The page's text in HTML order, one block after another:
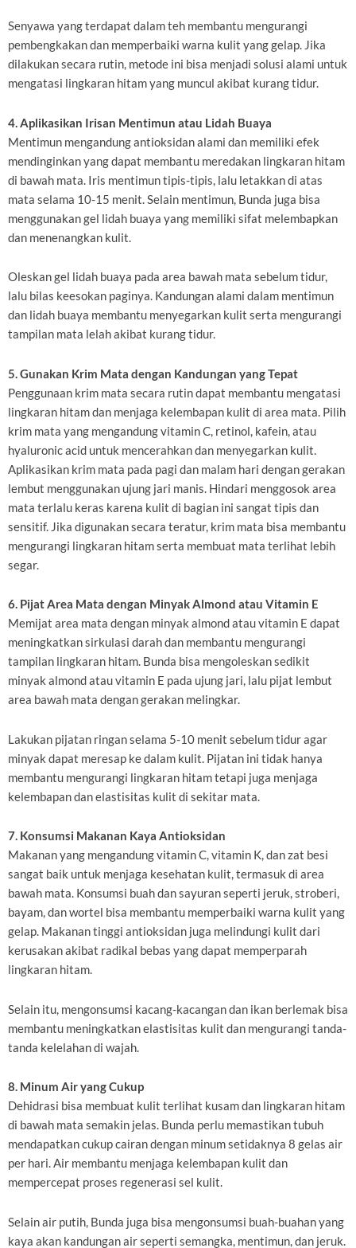
Senyawa yang terdapat dalam teh membantu mengurangi
pembengkakan dan memperbaiki warna kulit yang gelap. Jika
dilakukan secara rutin, metode ini bisa menjadi solusi alami untuk
mengatasi lingkaran hitam yang muncul akibat kurang tidur.
4. Aplikasikan Irisan Mentimun atau Lidah Buaya
Mentimun mengandung antioksidan alami dan memiliki efek
mendinginkan yang dapat membantu meredakan lingkaran hitam
di bawah mata. Iris mentimun tipis-tipis, lalu letakkan di atas
mata selama 10-15 menit. Selain mentimun, Bunda juga bisa
menggunakan gel lidah buaya yang memiliki sifat melembapkan
dan menenangkan kulit.
Oleskan gel lidah buaya pada area bawah mata sebelum tidur,
lalu bilas keesokan paginya. Kandungan alami dalam mentimun
dan lidah buaya membantu menyegarkan kulit serta mengurangi
tampilan mata lelah akibat kurang tidur.
5. Gunakan Krim Mata dengan Kandungan yang Tepat
Penggunaan krim mata secara rutin dapat membantu mengatasi
lingkaran hitam dan menjaga kelembapan kulit di area mata. Pilih
krim mata yang mengandung vitamin C, retinol, kafein, atau
hyaluronic acid untuk mencerahkan dan menyegarkan kulit.
Aplikasikan krim mata pada pagi dan malam hari dengan gerakan
lembut menggunakan ujung jari manis. Hindari menggosok area
mata terlalu keras karena kulit di bagian ini sangat tipis dan
sensitif. Jika digunakan secara teratur, krim mata bisa membantu
mengurangi lingkaran hitam serta membuat mata terlihat lebih
segar.
6. Pijat Area Mata dengan Minyak Almond atau Vitamin E
Memijat area mata dengan minyak almond atau vitamin E dapat
meningkatkan sirkulasi darah dan membantu mengurangi
tampilan lingkaran hitam. Bunda bisa mengoleskan sedikit
minyak almond atau vitamin E pada ujung jari, lalu pijat lembut
area bawah mata dengan gerakan melingkar.
Lakukan pijatan ringan selama 5-10 menit sebelum tidur agar
minyak dapat meresap ke dalam kulit. Pijatan ini tidak hanya
membantu mengurangi lingkaran hitam tetapi juga menjaga
kelembapan dan elastisitas kulit di sekitar mata.
7. Konsumsi Makanan Kaya Antioksidan
Makanan yang mengandung vitamin C, vitamin K, dan zat besi
sangat baik untuk menjaga kesehatan kulit, termasuk di area
bawah mata. Konsumsi buah dan sayuran seperti jeruk, stroberi,
bayam, dan wortel bisa membantu memperbaiki warna kulit yang
gelap. Makanan tinggi antioksidan juga melindungi kulit dari
kerusakan akibat radikal bebas yang dapat memperparah
lingkaran hitam.
Selain itu, mengonsumsi kacang-kacangan dan ikan berlemak bisa
membantu meningkatkan elastisitas kulit dan mengurangi tanda-
tanda kelelahan di wajah.
8. Minum Air yang Cukup
Dehidrasi bisa membuat kulit terlihat kusam dan lingkaran hitam
di bawah mata semakin jelas. Bunda perlu memastikan tubuh
mendapatkan cukup cairan dengan minum setidaknya 8 gelas air
per hari. Air membantu menjaga kelembapan kulit dan
mempercepat proses regenerasi sel kulit.
Selain air putih, Bunda juga bisa mengonsumsi buah-buahan yang
kaya akan kandungan air seperti semangka, mentimun, dan jeruk.